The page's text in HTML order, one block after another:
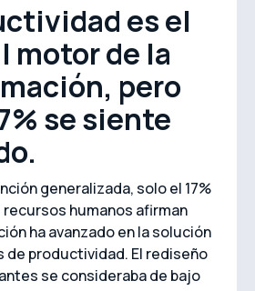
es el
motor de la
pero
se siente
generalizada, solo el 17%
humanos afirman
ha avanzado en la solución
de productividad. El rediseño
se consideraba de bajo